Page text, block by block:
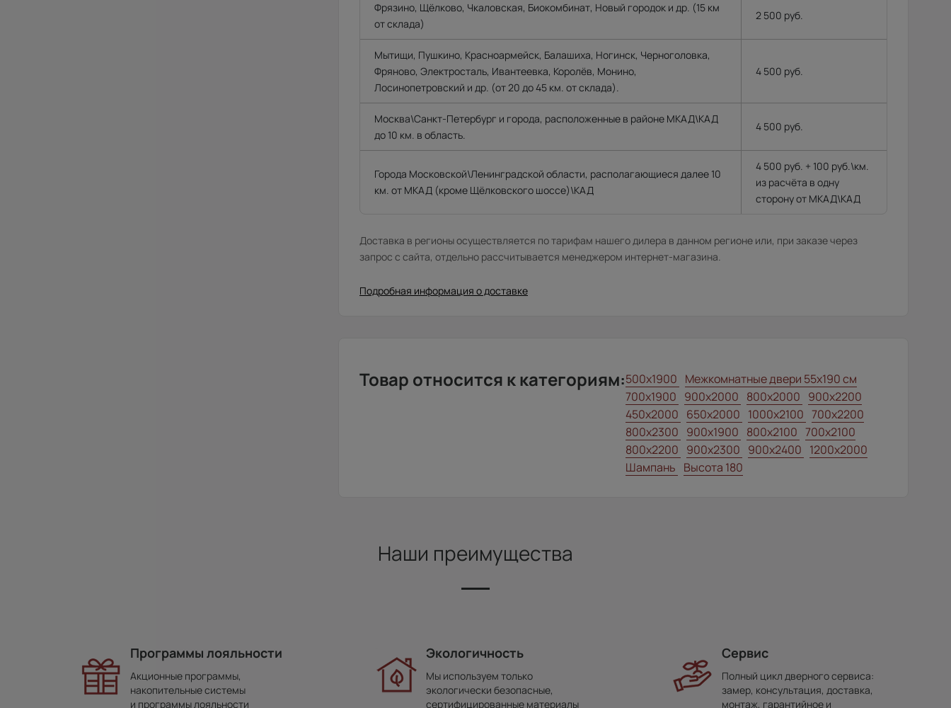
Фрязино, Щёлково, Чкаловская, Биокомбинат, Новый городок и др. (15 км
от склада)
2 500 руб.
Мытищи, Пушкино, Красноармейск, Балашиха, Ногинск, Черноголовка,
Фряново, Электросталь, Ивантеевка, Королёв, Монино,
Лосинопетровский и др. (от 20 до 45 км. от склада).
4 500 руб.
Москва\Санкт-Петербург и города, расположенные в районе МКАД\КАД
до 10 км. в область.
4 500 руб.
Города Московской\Ленинградской области, располагающиеся далее 10
км. от МКАД (кроме Щёлковского шоссе)\КАД
4 500 руб. + 100 руб.\км.
из расчёта в одну
сторону от МКАД\КАД
Доставка в регионы осуществляется по тарифам нашего дилера в данном регионе или, при заказе через
запрос с сайта, отдельно рассчитывается менеджером интернет-магазина.
Подробная информация о доставке
Товар относится к категориям:500x1900 Межкомнатные двери 55х190 см
700x1900 900x2000 800x2000 900x2200
450x2000 650x2000 1000x2100 700x2200
800x2300 900x1900 800x2100 700x2100
800x2200 900x2300 900x2400 1200x2000
Шампань Высота 180
Наши преимущества
Программы лояльности
Акционные программы,
накопительные системы
и программы лояльности
Экологичность
Мы используем только
экологически безопасные,
сертифицированные материалы
Сервис
Полный цикл дверного сервиса:
замер, консультация, доставка,
монтаж, гарантийное и